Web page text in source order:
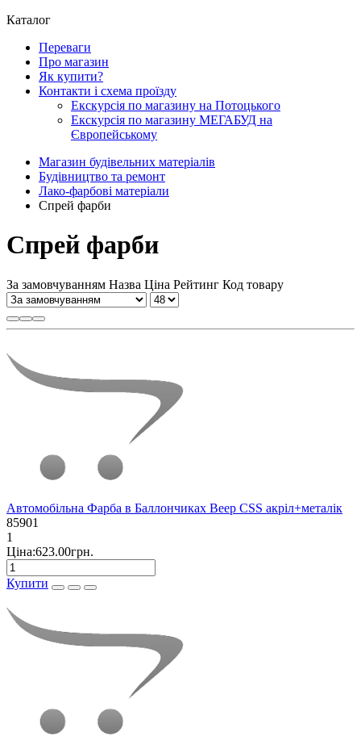
Каталог
Переваги
Про магазин
Як купити?
Контакти і схема проїзду
Екскурсія по магазину на Потоцького
Екскурсія по магазину МЕГАБУД на
Європейському
Магазин будівельних матеріалів
Будівництво та ремонт
Лако-фарбові матеріали
Спрей фарби
Спрей фарби
За замовчуванням Назва Ціна Рейтинг Код товару
Автомобільна Фарба в Баллончиках Beep CSS акріл+металік
85901
1
Ціна:623.00грн.
Купити